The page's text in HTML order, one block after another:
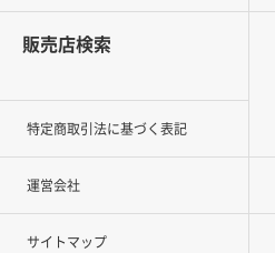
販売店検索
特定商取引法に基づく表記
運営会社
サイトマップ